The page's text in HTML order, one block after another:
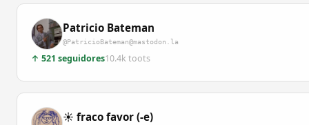
Patricio Bateman
@PatricioBateman@mastodon.la
↑ 521 seguidores10.4k toots
☀️ fraco favor (-e)